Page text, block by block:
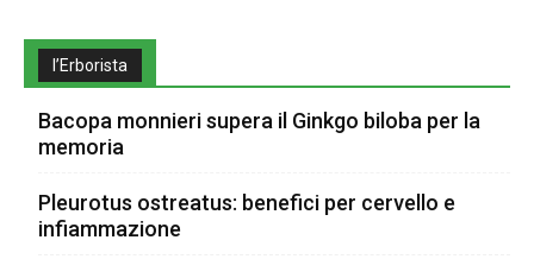
l’Erborista
Bacopa monnieri supera il Ginkgo biloba per la
memoria
Pleurotus ostreatus: benefici per cervello e
infiammazione